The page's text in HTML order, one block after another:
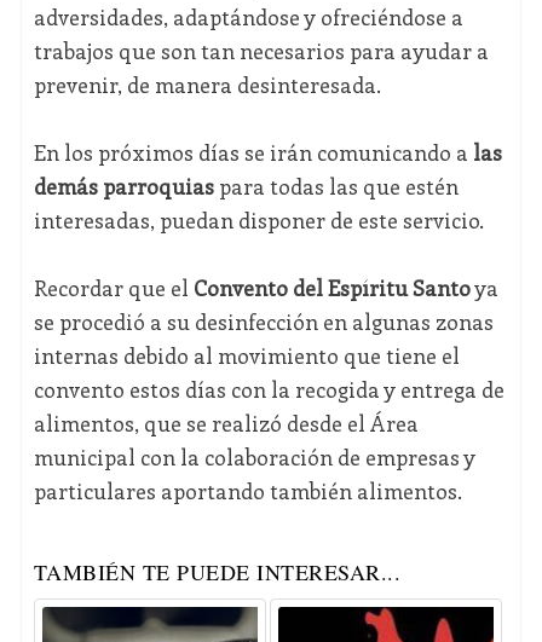
adversidades, adaptándose y ofreciéndose a
trabajos que son tan necesarios para ayudar a
prevenir, de manera desinteresada.
En los próximos días se irán comunicando a las
demás parroquiaspara todas las que estén
interesadas, puedan disponer de este servicio.
Recordar que el Convento del Espíritu Santoya
se procedió a su desinfección en algunas zonas
internas debido al movimiento que tiene el
convento estos días con la recogida y entrega de
alimentos, que se realizó desde el Área
municipal con la colaboración de empresas y
particulares aportando también alimentos.
TAMBIÉN TE PUEDE INTERESAR...